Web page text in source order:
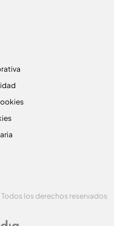
los derechos reservados